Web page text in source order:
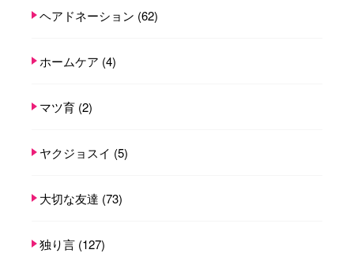
ヘアドネーション (62)
ホームケア (4)
マツ育 (2)
ヤクジョスイ (5)
大切な友達 (73)
独り言 (127)